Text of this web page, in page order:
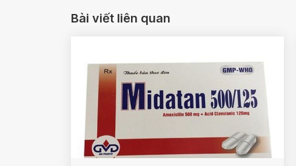
Bài viết liên quan